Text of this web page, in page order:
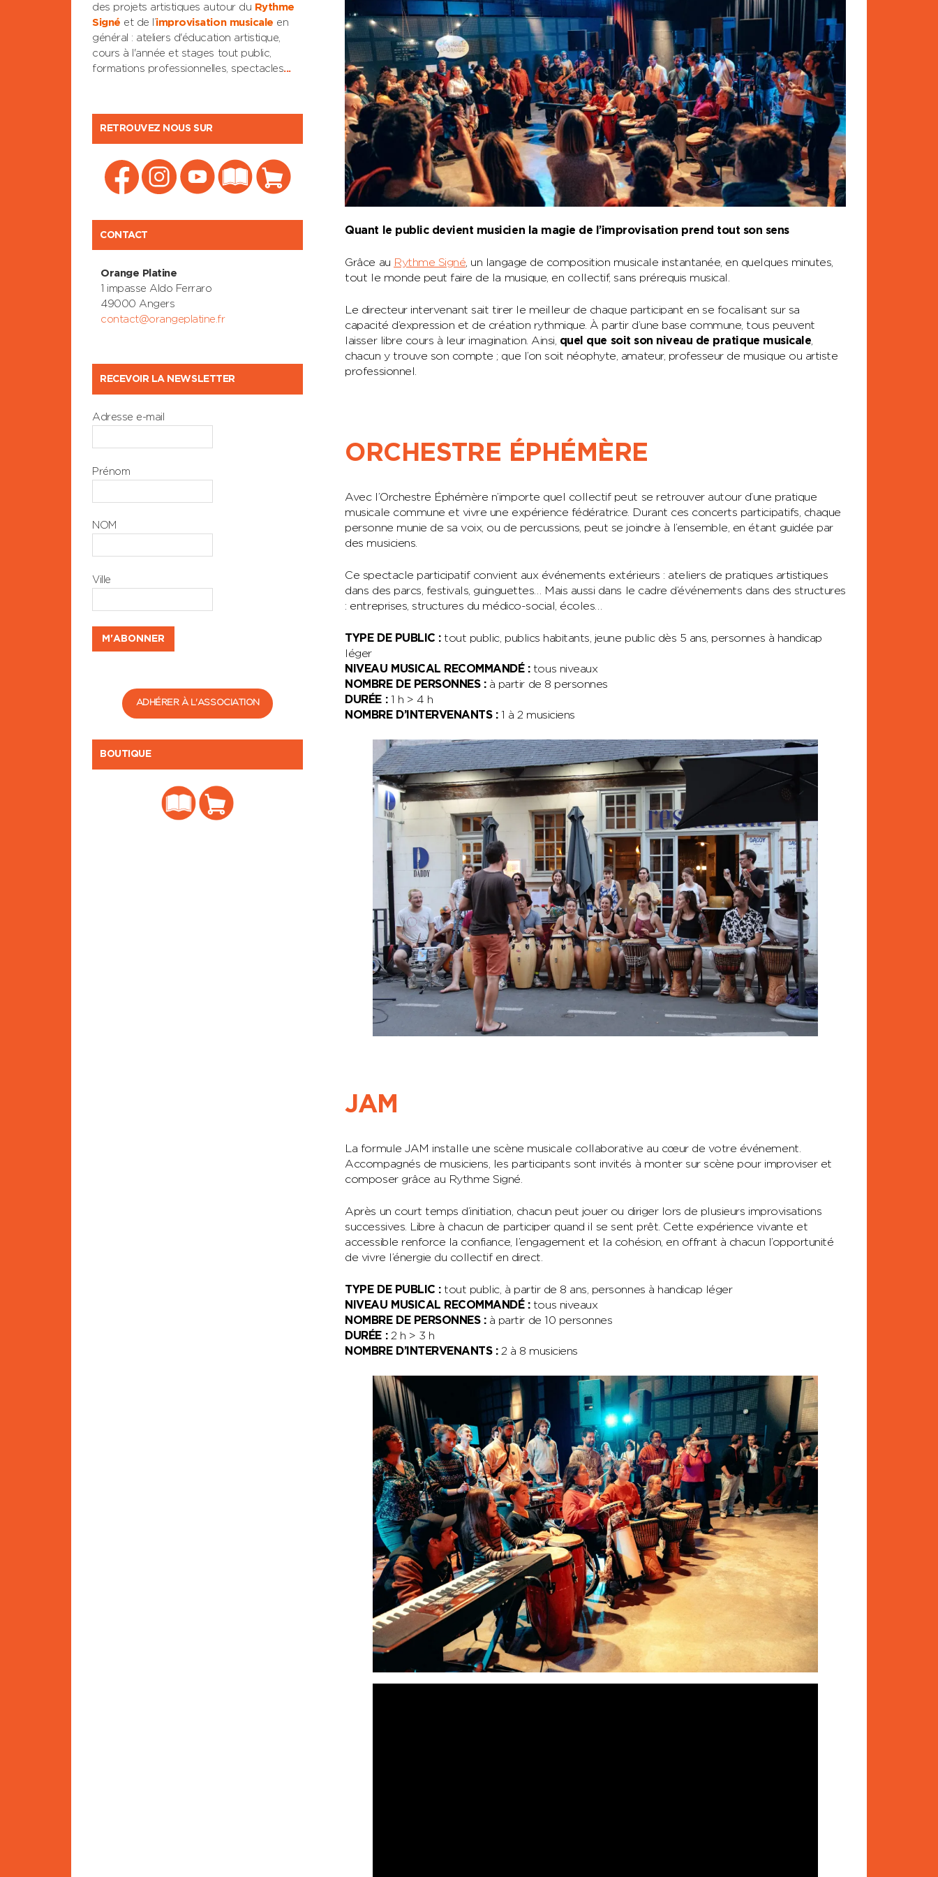
Quant le public devient musicien la magie de l’improvisation prend tout son sens
Grâce au Rythme Signé , un langage de composition musicale instantanée, en quelques minutes,
tout le monde peut faire de la musique, en collectif, sans prérequis musical.
Le directeur intervenant sait tirer le meilleur de chaque participant en se focalisant sur sa
capacité d’expression et de création rythmique. À partir d’une base commune, tous peuvent
laisser libre cours à leur imagination. Ainsi, quel que soit son niveau de pratique musicale
chacun y trouve son compte ; que l’on soit néophyte, amateur, professeur de musique ou artiste
professionnel.
ORCHESTRE ÉPHÉMÈRE
Avec l’Orchestre Éphémère n’importe quel collectif peut se retrouver autour d’une pratique
musicale commune et vivre une expérience fédératrice. Durant ces concerts participatifs, chaque
personne munie de sa voix, ou de percussions, peut se joindre à l’ensemble, en étant guidée par
des musiciens.
Ce spectacle participatif convient aux événements extérieurs : ateliers de pratiques artistiques
dans des parcs, festivals, guinguettes… Mais aussi dans le cadre d’événements dans des structures
: entreprises, structures du médico-social, écoles…
TYPE DE PUBLIC :tout public, publics habitants, jeune public dès 5 ans, personnes à handicap
léger
NIVEAU MUSICAL RECOMMANDÉ :tous niveaux
NOMBRE DE PERSONNES :à partir de 8 personnes
DURÉE :1 h > 4 h
NOMBRE D’INTERVENANTS :1 à 2 musiciens
JAM
La formule JAM installe une scène musicale collaborative au cœur de votre événement.
Accompagnés de musiciens, les participants sont invités à monter sur scène pour improviser et
composer grâce au Rythme Signé.
Après un court temps d’initiation, chacun peut jouer ou diriger lors de plusieurs improvisations
successives. Libre à chacun de participer quand il se sent prêt. Cette expérience vivante et
accessible renforce la confiance, l’engagement et la cohésion, en offrant à chacun l’opportunité
de vivre l’énergie du collectif en direct.
TYPE DE PUBLIC :tout public, à partir de 8 ans, personnes à handicap léger
NIVEAU MUSICAL RECOMMANDÉ :tous niveaux
NOMBRE DE PERSONNES :à partir de 10 personnes
DURÉE :2 h > 3 h
NOMBRE D’INTERVENANTS :2 à 8 musiciens
des projets artistiques autour du Rythme
Signé et de l’improvisation musicale en
général : ateliers d'éducation artistique,
cours à l'année et stages tout public,
formations professionnelles, spectacles...
RETROUVEZ NOUS SUR
CONTACT
Orange Platine
1 impasse Aldo Ferraro
49000 Angers
contact@orangeplatine.fr
RECEVOIR LA NEWSLETTER
Adresse e-mail
Prénom
NOM
Ville
ADHÉRER À L'ASSOCIATION
BOUTIQUE